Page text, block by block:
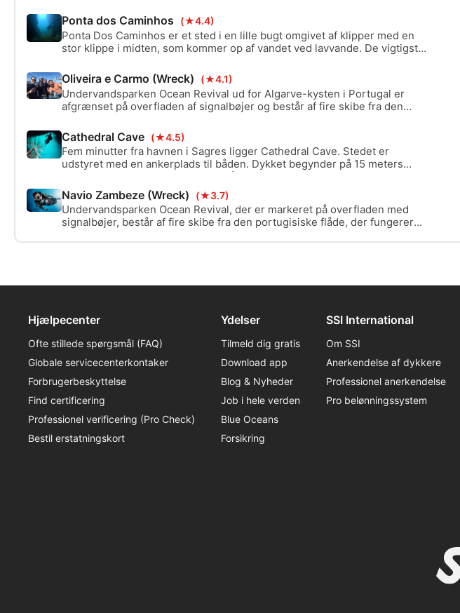
Ponta dos Caminhos (★4.4)
Ponta Dos Caminhos er et sted i en lille bugt omgivet af klipper med en
stor klippe i midten, som kommer op af vandet ved lavvande. De vigtigste
gennem klipperne til den anden side. Dybden varierer fra 13 til 5 meter.
Oliveira e Carmo (Wreck) (★4.1)
Undervandsparken Ocean Revival ud for Algarve-kysten i Portugal er
afgrænset på overfladen af signalbøjer og består af fire skibe fra den
Carmo er et af disse skibe.
Cathedral Cave (★4.5)
Fem minutter fra havnen i Sagres ligger Cathedral Cave. Stedet er
udstyret med en ankerplads til båden. Dykket begynder på 15 meters
Grotten er cirkulær og har to indvendige luftkamre, hvoraf det største
ligner en katedralkuppel.
Navio Zambeze (Wreck) (★3.7)
Undervandsparken Ocean Revival, der er markeret på overfladen med
signalbøjer, består af fire skibe fra den portugisiske flåde, der fungerer
Hjælpecenter
Ofte stillede spørgsmål (FAQ)
Globale servicecenterkontaker
Forbrugerbeskyttelse
Find certificering
Professionel verificering (Pro Check)
Bestil erstatningskort
Ydelser
Tilmeld dig gratis
Download app
Blog & Nyheder
Job i hele verden
Blue Oceans
Forsikring
SSI International
Om SSI
Anerkendelse af dykkere
Professionel anerkendelse
Pro belønningssystem